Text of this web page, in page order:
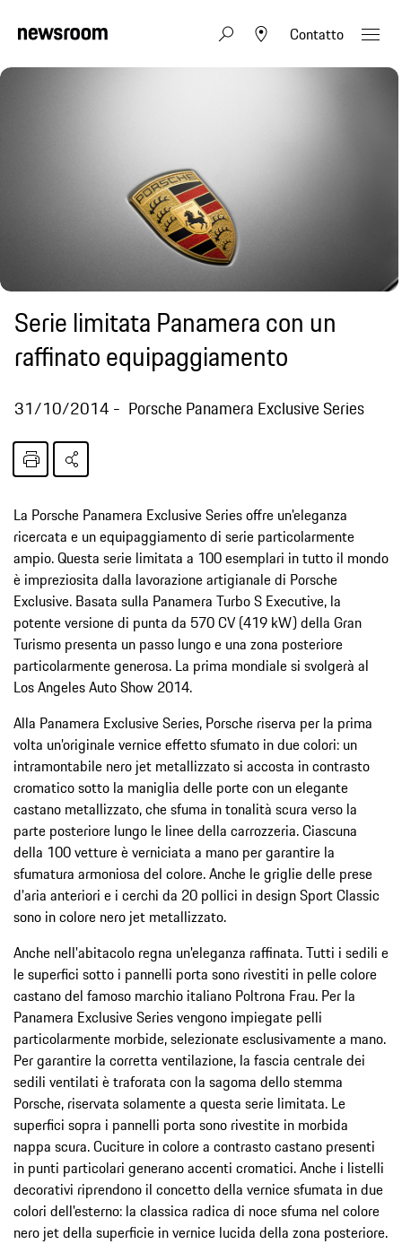
Contatto
Serie limitata Panamera con un
raffinato equipaggiamento
31/10/2014 Porsche Panamera Exclusive Series
La Porsche Panamera Exclusive Series offre un'eleganza
ricercata e un equipaggiamento di serie particolarmente
ampio. Questa serie limitata a 100 esemplari in tutto il mondo
è impreziosita dalla lavorazione artigianale di Porsche
Exclusive. Basata sulla Panamera Turbo S Executive, la
potente versione di punta da 570 CV (419 kW) della Gran
Turismo presenta un passo lungo e una zona posteriore
particolarmente generosa. La prima mondiale si svolgerà al
Los Angeles Auto Show 2014.
Alla Panamera Exclusive Series, Porsche riserva per la prima
volta un’originale vernice effetto sfumato in due colori: un
intramontabile nero jet metallizzato si accosta in contrasto
cromatico sotto la maniglia delle porte con un elegante
castano metallizzato, che sfuma in tonalità scura verso la
parte posteriore lungo le linee della carrozzeria. Ciascuna
della 100 vetture è verniciata a mano per garantire la
sfumatura armoniosa del colore. Anche le griglie delle prese
d'aria anteriori e i cerchi da 20 pollici in design Sport Classic
sono in colore nero jet metallizzato.
Anche nell'abitacolo regna un'eleganza raffinata. Tutti i sedili e
le superfici sotto i pannelli porta sono rivestiti in pelle colore
castano del famoso marchio italiano Poltrona Frau. Per la
Panamera Exclusive Series vengono impiegate pelli
particolarmente morbide, selezionate esclusivamente a mano.
Per garantire la corretta ventilazione, la fascia centrale dei
sedili ventilati è traforata con la sagoma dello stemma
Porsche, riservata solamente a questa serie limitata. Le
superfici sopra i pannelli porta sono rivestite in morbida
nappa scura. Cuciture in colore a contrasto castano presenti
in punti particolari generano accenti cromatici. Anche i listelli
decorativi riprendono il concetto della vernice sfumata in due
colori dell'esterno: la classica radica di noce sfuma nel colore
nero jet della superficie in vernice lucida della zona posteriore.